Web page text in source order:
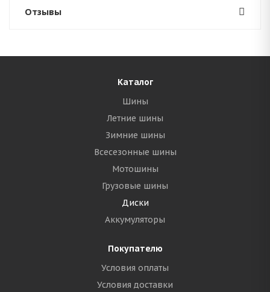
Отзывы
Каталог
Шины
Летние шины
Зимние шины
Всесезонные шины
Мотошины
Грузовые шины
Диски
Аккумуляторы
Покупателю
Условия оплаты
Условия доставки